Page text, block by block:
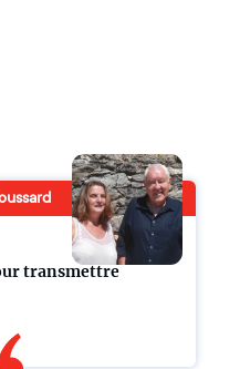
transmettre